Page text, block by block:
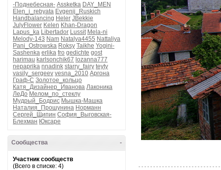
-Поднебесная- Assketka DAY_MEN
Elen_i_rebyata Evgenij_Ruskich
Handbalancing Heler JBekkie
JulyFlower Kelen Khan-Dragon
Lapus_ka Libertador Lussit Mela-ni
Melody-143 Nam Natalya4455 Nattaliya
Pani_Ostrowska Roksy Taikhe Yogini-
Sashenka erlika fro gedichte gost
harimau karlsonchik67 lozanna777
nepaprika nnadink starry_fairy teyty
vasily_sergeev vesna_2010 Аргона
Граф-С Золотое_кольцо
Катя_Дизайнер_Иванова Лаконика
ЛеДо Мелом_по_стеклу
Мудрый_Бодрис Мышка-Машка
Наталия_Прошунина Норманн
Сергей_Щипин София_Выговская-
Блехман Юксаре
-
Сообщества
Участник сообществ
(Всего в списке: 4)